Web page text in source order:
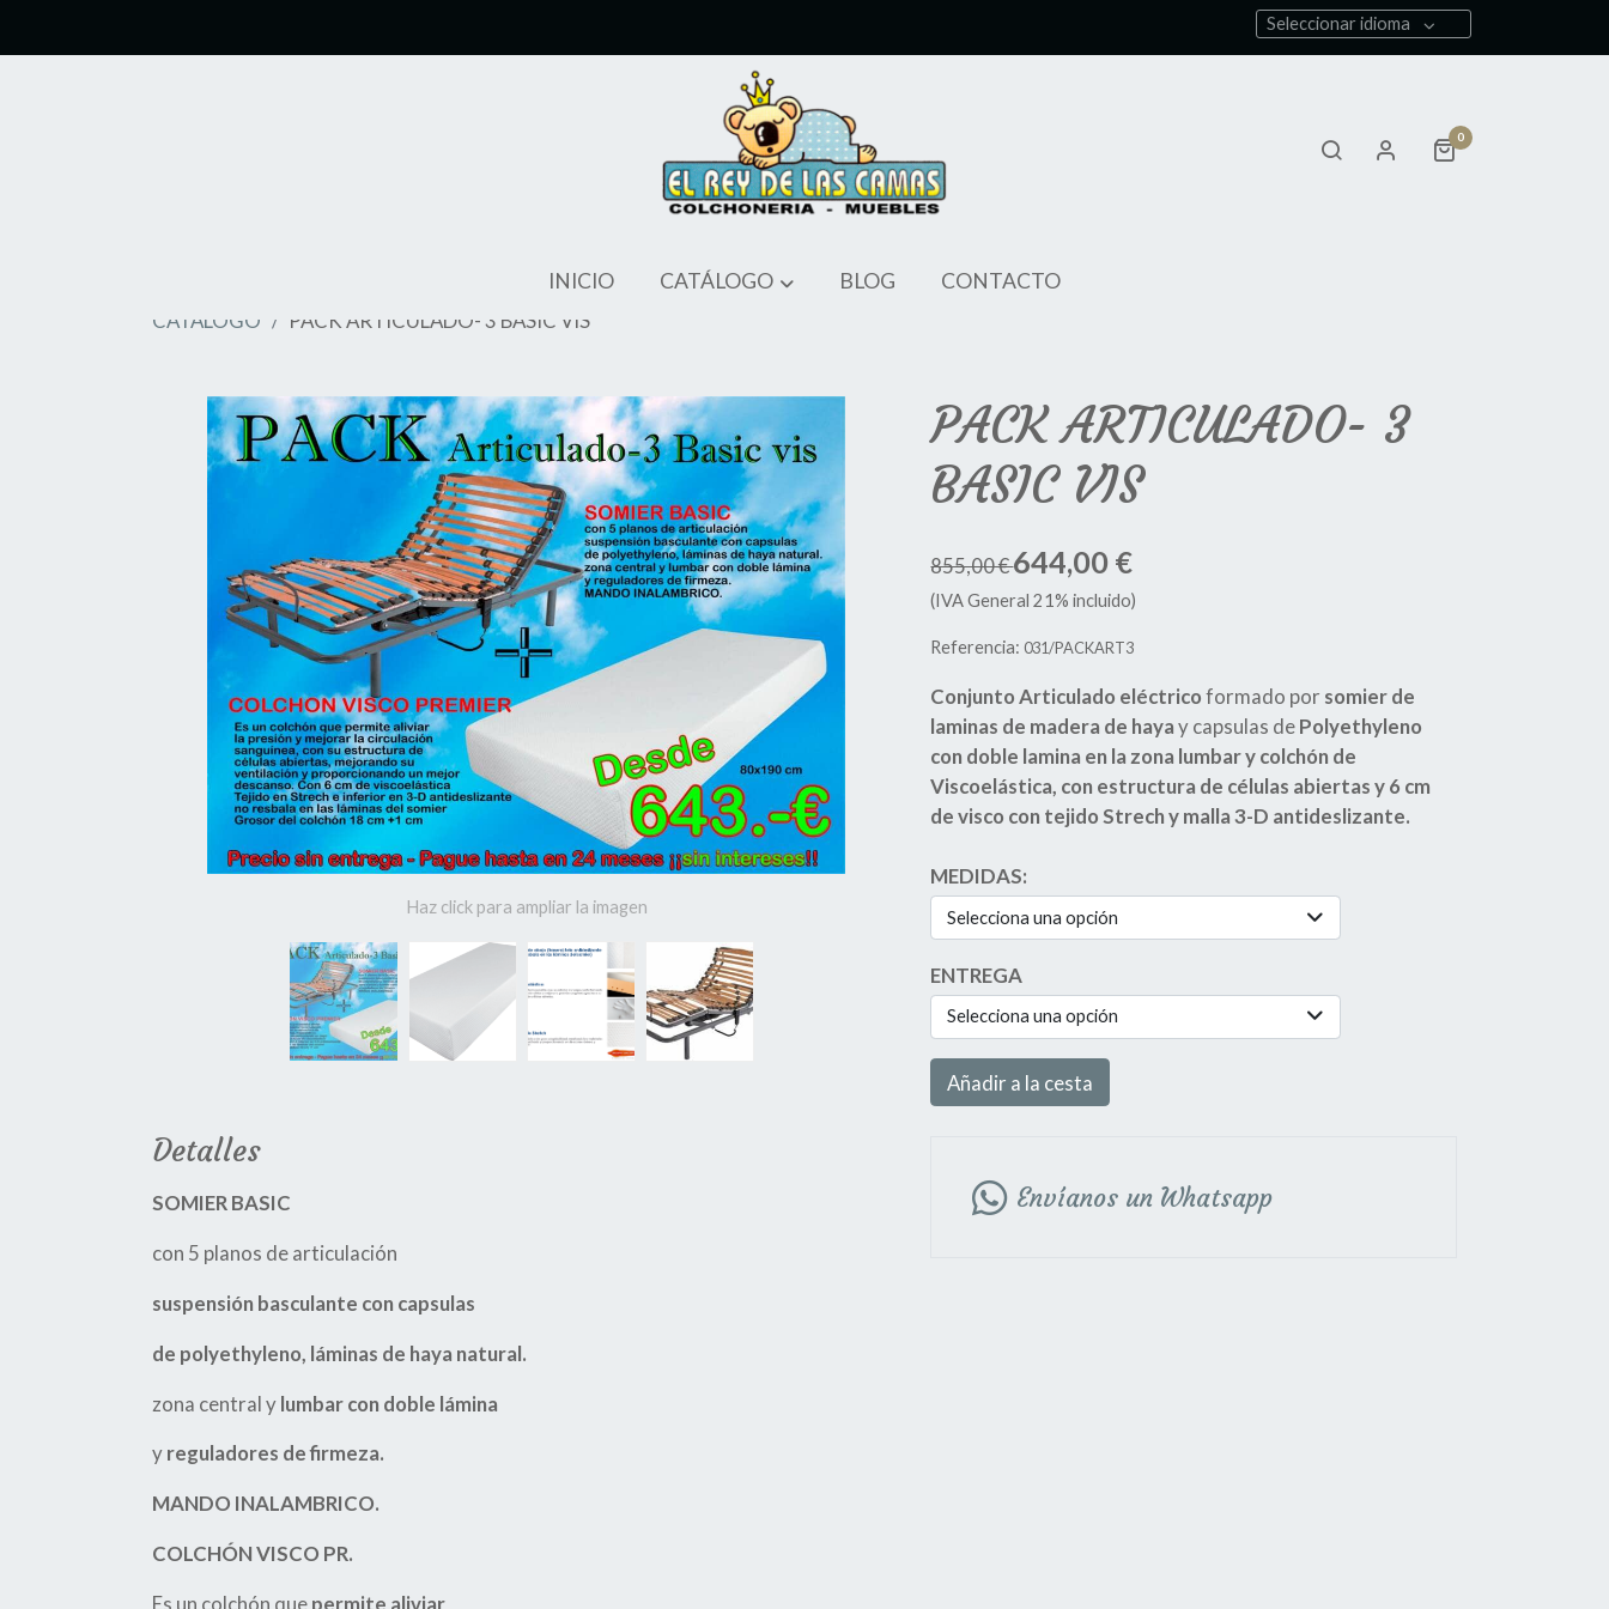
Seleccionar idioma
0
INICIO CATÁLOGO BLOG
CONTACTO
CATÁLOGO
PACK ARTICULADO- 3 BASIC VIS
Haz click para ampliar la imagen
Detalles
SOMIER BASIC
con 5 planos de articulación
suspensión basculante con capsulas
de polyethyleno, láminas de haya natural.
zona central ylumbar con doble lámina
yreguladores de firmeza.
MANDO INALAMBRICO.
COLCHÓN VISCO PR.
Es un colchón quepermite aliviar
PACK ARTICULADO- 3
BASIC VIS
855,00 €644,00 €
(IVA General 21% incluido)
Referencia: 031/PACKART3
Conjunto Articulado eléctricoformado por somier de
laminas de madera de hayay capsulas dePolyethyleno
con doble lamina en la zona lumbar y colchón de
Viscoelástica, con estructura de células abiertas y 6 cm
de visco con tejido Strech y malla 3-D antideslizante.
MEDIDAS:
Selecciona una opción
ENTREGA
Selecciona una opción
Añadir a la cesta
Envíanos un Whatsapp